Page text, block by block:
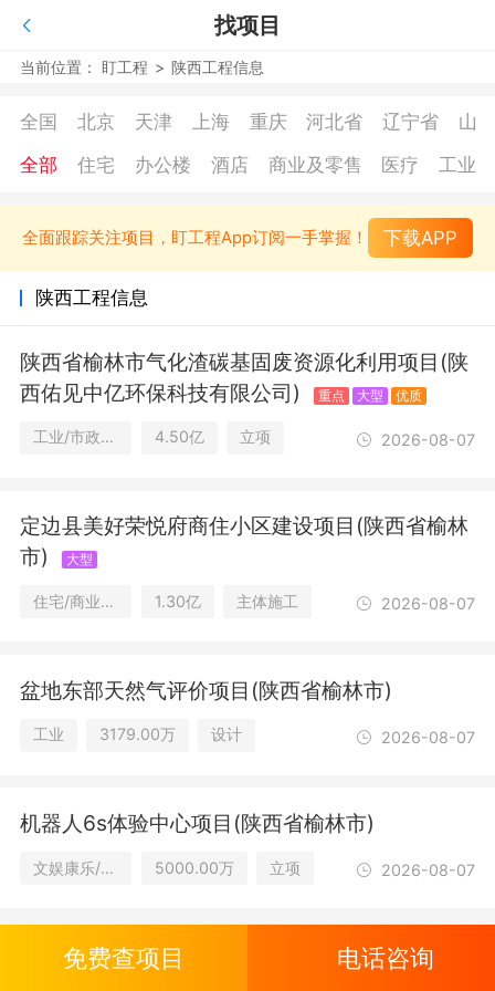
找项目
当前位置： 盯工程 > 陕西工程信息
全国 北京 天津 上海 重庆 河北省 辽宁省
山
全部
住宅 办公楼 酒店 商业及零售 医疗 工业
全面跟踪关注项目，盯工程App订阅一手掌握！ 下载APP
陕西工程信息
陕西省榆林市气化渣碳基固废资源化利用项目(陕
西佑见中亿环保科技有限公司)
重点 大型 优质
工业/市政公用设施 4.50亿 立项 2026-08-07
定边县美好荣悦府商住小区建设项目(陕西省榆林
市)
大型
住宅/商业及零售 1.30亿 主体施工 2026-08-07
盆地东部天然气评价项目(陕西省榆林市)
工业 3179.00万 设计 2026-08-07
机器人6s体验中心项目(陕西省榆林市)
文娱康乐/教育及研究设施/商业及零售 5000.00万 立项 2026-08-07
米脂县姬家峁村千村万户"光伏+"乡村振兴项目
免费查项目 电话咨询